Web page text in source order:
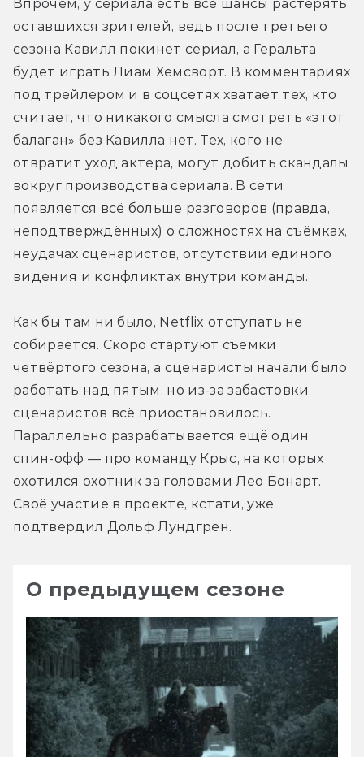
Впрочем, у сериала есть все шансы растерять
оставшихся зрителей, ведь после третьего
сезона Кавилл покинет сериал, а Геральта
будет играть Лиам Хемсворт. В комментариях
под трейлером и в соцсетях хватает тех, кто
считает, что никакого смысла смотреть «этот
балаган» без Кавилла нет. Тех, кого не
отвратит уход актёра, могут добить скандалы
вокруг производства сериала. В сети
появляется всё больше разговоров (правда,
неподтверждённых) о сложностях на съёмках,
неудачах сценаристов, отсутствии единого
видения и конфликтах внутри команды.
Как бы там ни было, Netflix отступать не
собирается. Скоро стартуют съёмки
четвёртого сезона, а сценаристы начали было
работать над пятым, но из-за забастовки
сценаристов всё приостановилось.
Параллельно разрабатывается ещё один
спин-офф — про команду Крыс, на которых
охотился охотник за головами Лео Бонарт.
Своё участие в проекте, кстати, уже
подтвердил Дольф Лундгрен.
О предыдущем сезоне